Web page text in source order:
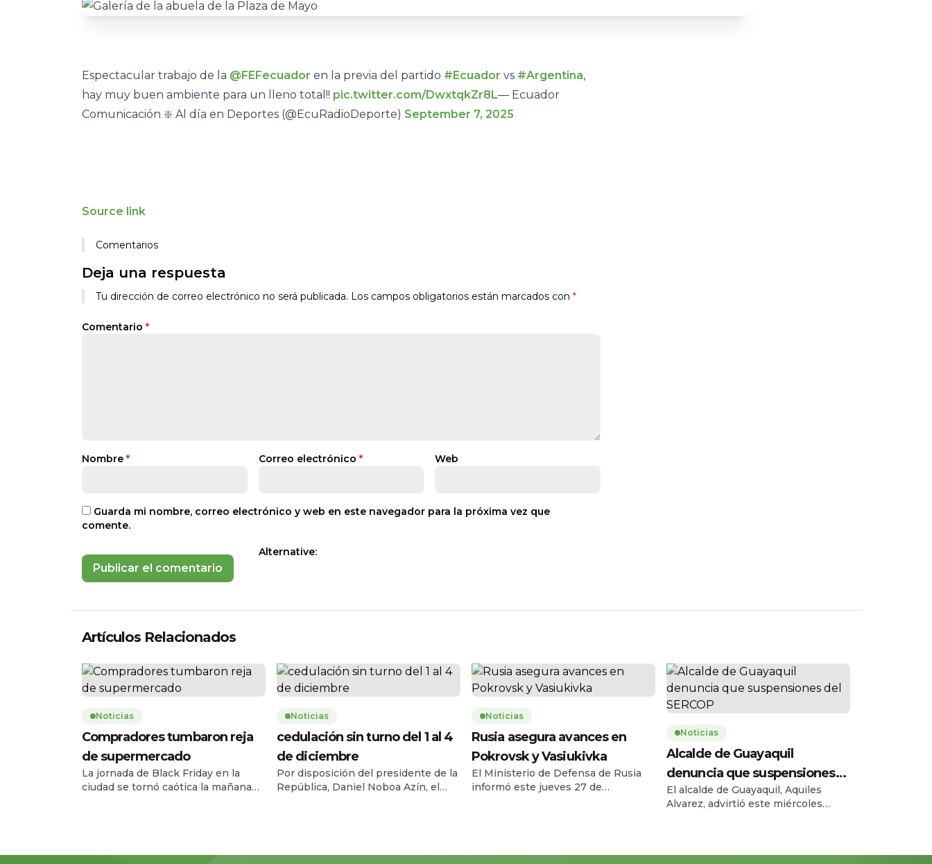
Espectacular trabajo de la @FEFecuador en la previa del partido #Ecuador vs #Argentina,
hay muy buen ambiente para un lleno total!! pic.twitter.com/DwxtqkZr8L— Ecuador
Comunicación ❇️ Al día en Deportes (@EcuRadioDeporte) September 7, 2025
Source link
Comentarios
Deja una respuesta
Tu dirección de correo electrónico no será publicada. Los campos obligatorios están marcados con *
Comentario *
Nombre * Correo electrónico * Web
Guarda mi nombre, correo electrónico y web en este navegador para la próxima vez que
comente.
Alternative:
Artículos Relacionados
Noticias
Compradores tumbaron reja
de supermercado
La jornada de Black Friday en la
ciudad se tornó caótica la mañana
Arosemena, en el norte de la ciudad.
Noticias
cedulación sin turno del 1 al 4
de diciembre
Por disposición del presidente de la
República, Daniel Noboa Azín, el
08h00 a 17h00, en 193 agencias a
Noticias
Rusia asegura avances en
Pokrovsk y Vasiukivka
El Ministerio de Defensa de Rusia
informó este jueves 27 de
captura de esta zona permite a las
Noticias
Alcalde de Guayaquil
denuncia que suspensiones
del SERCOP
El alcalde de Guayaquil, Aquiles
Alvarez, advirtió este miércoles
Contratación Pública (SERCOP), que